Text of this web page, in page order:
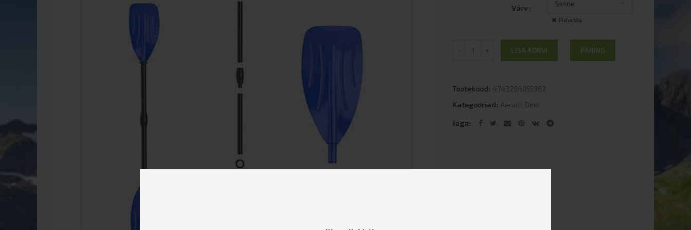
Värv
Puhasta
LISA KORVI PÄRING
Tootekood: 4743294055962
Kategooriad: Aerud Dino
Jaga